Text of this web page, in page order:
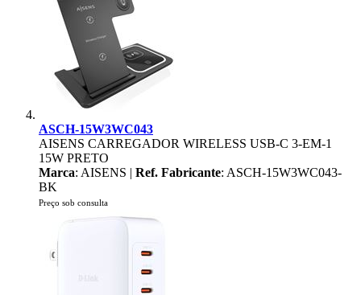
ASCH-15W3WC043
AISENS CARREGADOR WIRELESS USB-C 3-EM-1
15W PRETO
Marca: AISENS | Ref. Fabricante: ASCH-15W3WC043-
BK
Preço sob consulta